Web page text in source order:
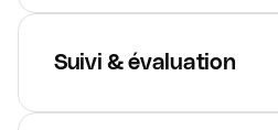
Suivi & évaluation